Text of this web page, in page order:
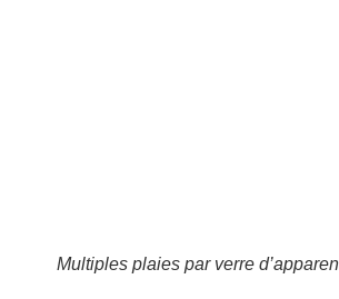
Multiples plaies par verre